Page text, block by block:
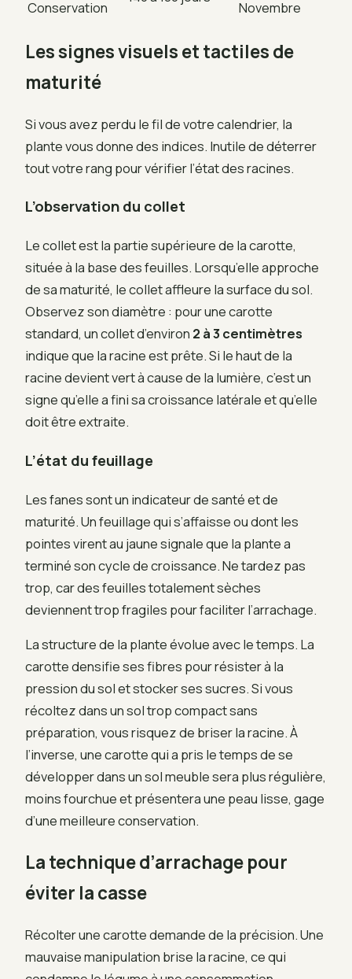
Conservation Novembre
Les signes visuels et tactiles de
maturité
Si vous avez perdu le fil de votre calendrier, la
plante vous donne des indices. Inutile de déterrer
tout votre rang pour vérifier l’état des racines.
L’observation du collet
Le collet est la partie supérieure de la carotte,
située à la base des feuilles. Lorsqu’elle approche
de sa maturité, le collet affleure la surface du sol.
Observez son diamètre : pour une carotte
standard, un collet d’environ 2 à 3 centimètres
indique que la racine est prête. Si le haut de la
racine devient vert à cause de la lumière, c’est un
signe qu’elle a fini sa croissance latérale et qu’elle
doit être extraite.
L’état du feuillage
Les fanes sont un indicateur de santé et de
maturité. Un feuillage qui s’affaisse ou dont les
pointes virent au jaune signale que la plante a
terminé son cycle de croissance. Ne tardez pas
trop, car des feuilles totalement sèches
deviennent trop fragiles pour faciliter l’arrachage.
La structure de la plante évolue avec le temps. La
carotte densifie ses fibres pour résister à la
pression du sol et stocker ses sucres. Si vous
récoltez dans un sol trop compact sans
préparation, vous risquez de briser la racine. À
l’inverse, une carotte qui a pris le temps de se
développer dans un sol meuble sera plus régulière,
moins fourchue et présentera une peau lisse, gage
d’une meilleure conservation.
La technique d’arrachage pour
éviter la casse
Récolter une carotte demande de la précision. Une
mauvaise manipulation brise la racine, ce qui